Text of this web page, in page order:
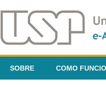
SOBRE COMO